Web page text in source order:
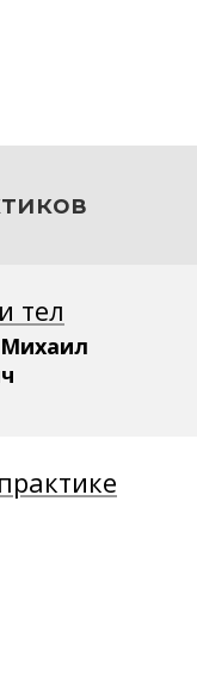
тел